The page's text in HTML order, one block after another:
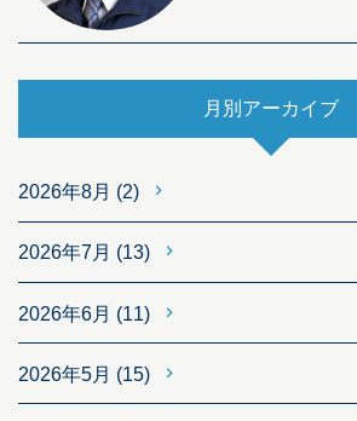
月別アーカイブ
2026年8月 (2)
2026年7月 (13)
2026年6月 (11)
2026年5月 (15)